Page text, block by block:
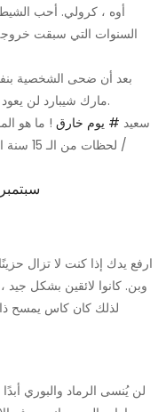
أوه ، كرولي. أحب
السنوات التي سبقت
بعد أن ضحى الشخصية
مارك شيبارد لن يعود إلى الدور. لكن لا تقل أبدًا. المعجبون يحبونه.
سعيد # يوم خارق ! ما هو
/ لحظات من الـ 15 سنة الماضية؟ شارك باستخدام
13 سبتمبر 2019
ارفع يدك إذا كنت لا تزال
وبن. كانوا لائقين بشكل
لذلك كان كاس يمسح
لن يُنسى الرماد والبوري